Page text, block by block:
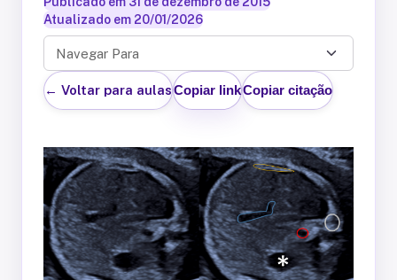
Atualizado em 20/01/2026
Navegar Para
← Voltar para aulasCopiar linkCopiar citação